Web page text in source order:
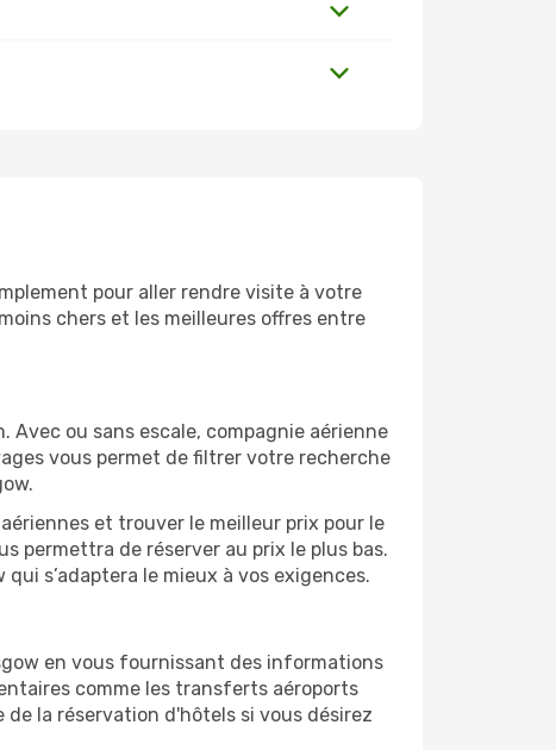
pour aller rendre visite à votre
chers et les meilleures offres entre
Avec ou sans escale, compagnie aérienne
vous permet de filtrer votre recherche
et trouver le meilleur prix pour le
permettra de réserver au prix le plus bas.
s’adaptera le mieux à vos exigences.
en vous fournissant des informations
comme les transferts aéroports
la réservation d'hôtels si vous désirez